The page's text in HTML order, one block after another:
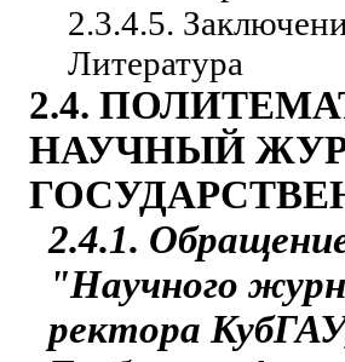
2.3.4.5.
Литература
2.4.
НАУЧНЫЙ
2.4.1.
"Научного
ректора